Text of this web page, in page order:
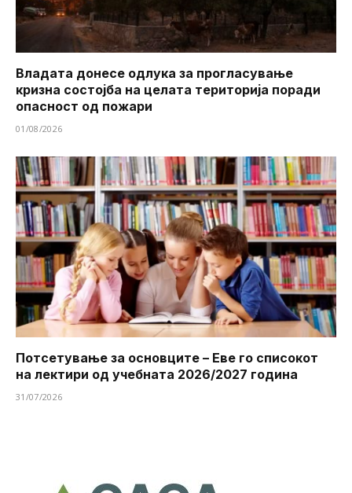
Владата донесе одлука за прогласување
кризна состојба на целата територија поради
опасност од пожари
01/08/2026
Потсетување за основците – Еве го списокот
на лектири од учебната 2026/2027 година
31/07/2026